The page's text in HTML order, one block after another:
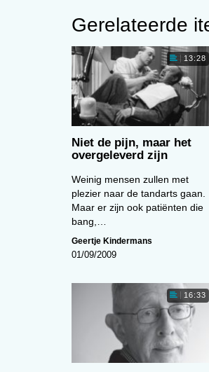
Gerelateerde
13:28
Niet de pijn, maar het
overgeleverd zijn
Weinig mensen zullen met
plezier naar de tandarts gaan.
Maar er zijn ook patiënten die
bang,…
Geertje Kindermans
01/09/2009
16:33